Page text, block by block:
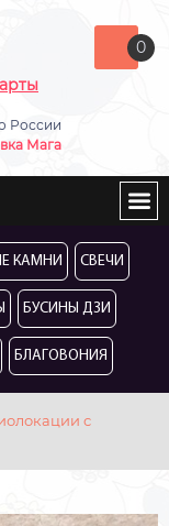
России
Мага
0
КАМНИ СВЕЧИ
БУСИНЫ ДЗИ
БЛАГОВОНИЯ
с